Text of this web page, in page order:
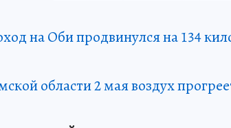
на Оби продвинулся на 134
области 2 мая воздух